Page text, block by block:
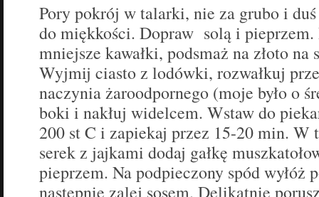
Pory pokrój w talarki, nie za grubo i
do miękkości. Dopraw solą i
mniejsze kawałki, podsmaż na złoto na
Wyjmij ciasto z lodówki, rozwałkuj
naczynia żaroodpornego (moje było o
boki i nakłuj widelcem. Wstaw do
200 st C i zapiekaj przez 15-20 min. W
serek z jajkami dodaj gałkę
pieprzem. Na podpieczony spód wyłóż
następnie zalej sosem. Delikatnie